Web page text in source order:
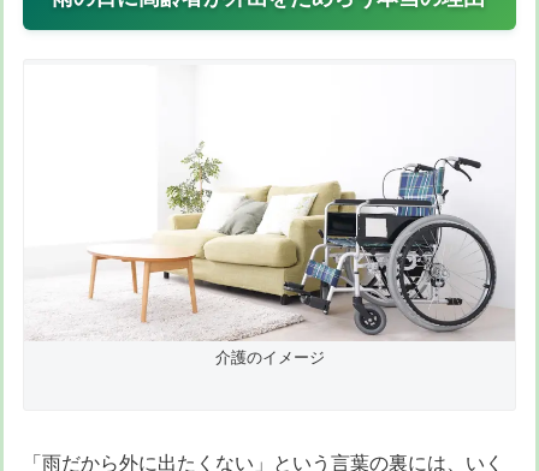
介護のイメージ
「雨だから外に出たくない」という言葉の裏には、いく